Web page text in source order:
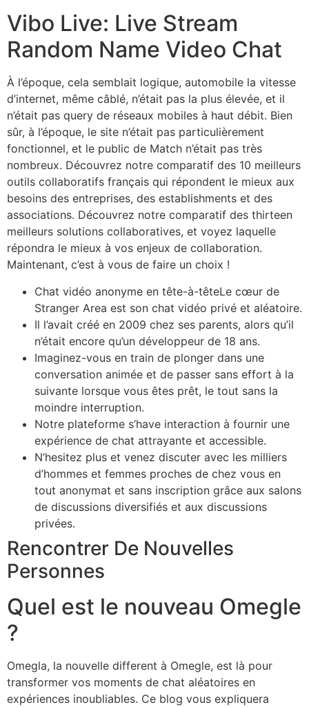
Vibo Live: Live Stream
Random Name Video Chat
À l’époque, cela semblait logique, automobile la vitesse
d’internet, même câblé, n’était pas la plus élevée, et il
n’était pas query de réseaux mobiles à haut débit. Bien
sûr, à l’époque, le site n’était pas particulièrement
fonctionnel, et le public de Match n’était pas très
nombreux. Découvrez notre comparatif des 10 meilleurs
outils collaboratifs français qui répondent le mieux aux
besoins des entreprises, des establishments et des
associations. Découvrez notre comparatif des thirteen
meilleurs solutions collaboratives, et voyez laquelle
répondra le mieux à vos enjeux de collaboration.
Maintenant, c’est à vous de faire un choix !
Chat vidéo anonyme en tête-à-têteLe cœur de
Stranger Area est son chat vidéo privé et aléatoire.
Il l’avait créé en 2009 chez ses parents, alors qu’il
n’était encore qu’un développeur de 18 ans.
Imaginez-vous en train de plonger dans une
conversation animée et de passer sans effort à la
suivante lorsque vous êtes prêt, le tout sans la
moindre interruption.
Notre plateforme s’have interaction à fournir une
expérience de chat attrayante et accessible.
N’hesitez plus et venez discuter avec les milliers
d’hommes et femmes proches de chez vous en
tout anonymat et sans inscription grâce aux salons
de discussions diversifiés et aux discussions
privées.
Rencontrer De Nouvelles
Personnes
Quel est le nouveau Omegle
?
Omegla, la nouvelle different à Omegle, est là pour
transformer vos moments de chat aléatoires en
expériences inoubliables. Ce blog vous expliquera